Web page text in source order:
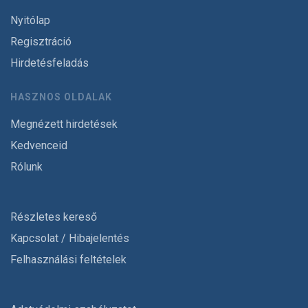
Nyitólap
Regisztráció
Hirdetésfeladás
HASZNOS OLDALAK
Megnézett hirdetések
Kedvenceid
Rólunk
Részletes kereső
Kapcsolat / Hibajelentés
Felhasználási feltételek